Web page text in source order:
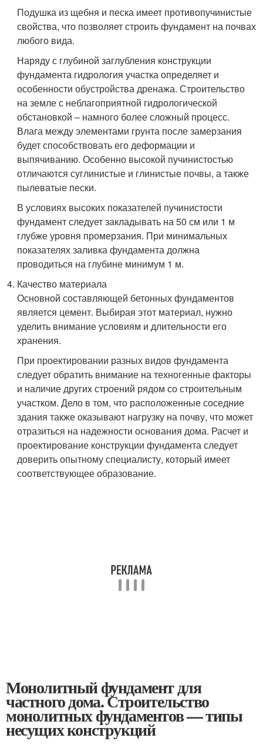
Подушка из щебня и песка имеет противопучинистые
свойства, что позволяет строить фундамент на почвах
любого вида.
Наряду с глубиной заглубления конструкции
фундамента гидрология участка определяет и
особенности обустройства дренажа. Строительство
на земле с неблагоприятной гидрологической
обстановкой – намного более сложный процесс.
Влага между элементами грунта после замерзания
будет способствовать его деформации и
выпячиванию. Особенно высокой пучинистостью
отличаются суглинистые и глинистые почвы, а также
пылеватые пески.
В условиях высоких показателей пучинистости
фундамент следует закладывать на 50 см или 1 м
глубже уровня промерзания. При минимальных
показателях заливка фундамента должна
проводиться на глубине минимум 1 м.
Качество материала
Основной составляющей бетонных фундаментов
является цемент. Выбирая этот материал, нужно
уделить внимание условиям и длительности его
хранения.
При проектировании разных видов фундамента
следует обратить внимание на техногенные факторы
и наличие других строений рядом со строительным
участком. Дело в том, что расположенные соседние
здания также оказывают нагрузку на почву, что может
отразиться на надежности основания дома. Расчет и
проектирование конструкции фундамента следует
доверить опытному специалисту, который имеет
соответствующее образование.
Монолитный фундамент для
частного дома. Строительство
монолитных фундаментов — типы
несущих конструкций